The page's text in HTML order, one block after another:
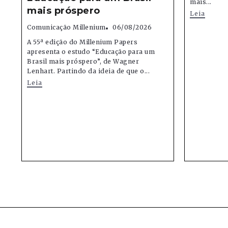
mais próspero
Comunicação Millenium
06/08/2026
A 55ª edição do Millenium Papers
apresenta o estudo “Educação para um
Brasil mais próspero”, de Wagner
Lenhart. Partindo da ideia de que o...
Leia
mais...
Leia